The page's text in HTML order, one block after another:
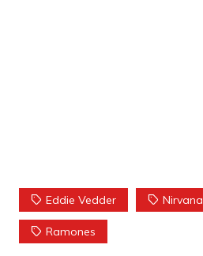
Eddie Vedder Nirvana
Ramones